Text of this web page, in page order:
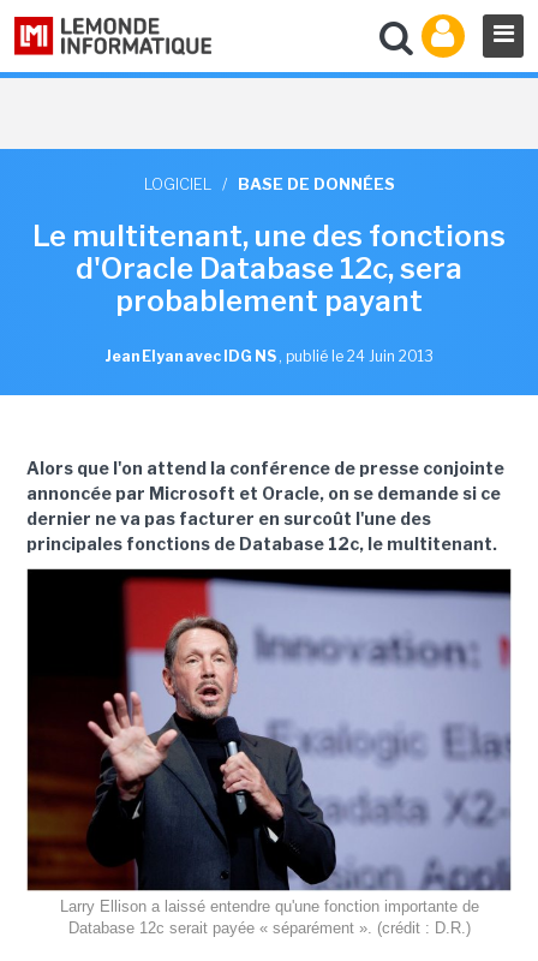
LOGICIEL / BASE DE DONNÉES
Le multitenant, une des fonctions
d'Oracle Database 12c, sera
probablement payant
Jean Elyan avec IDG NS , publié le 24 Juin 2013
Alors que l'on attend la conférence de presse conjointe
annoncée par Microsoft et Oracle, on se demande si ce
dernier ne va pas facturer en surcoût l'une des
principales fonctions de Database 12c, le multitenant.
Larry Ellison a laissé entendre qu'une fonction importante de
Database 12c serait payée « séparément ». (crédit : D.R.)